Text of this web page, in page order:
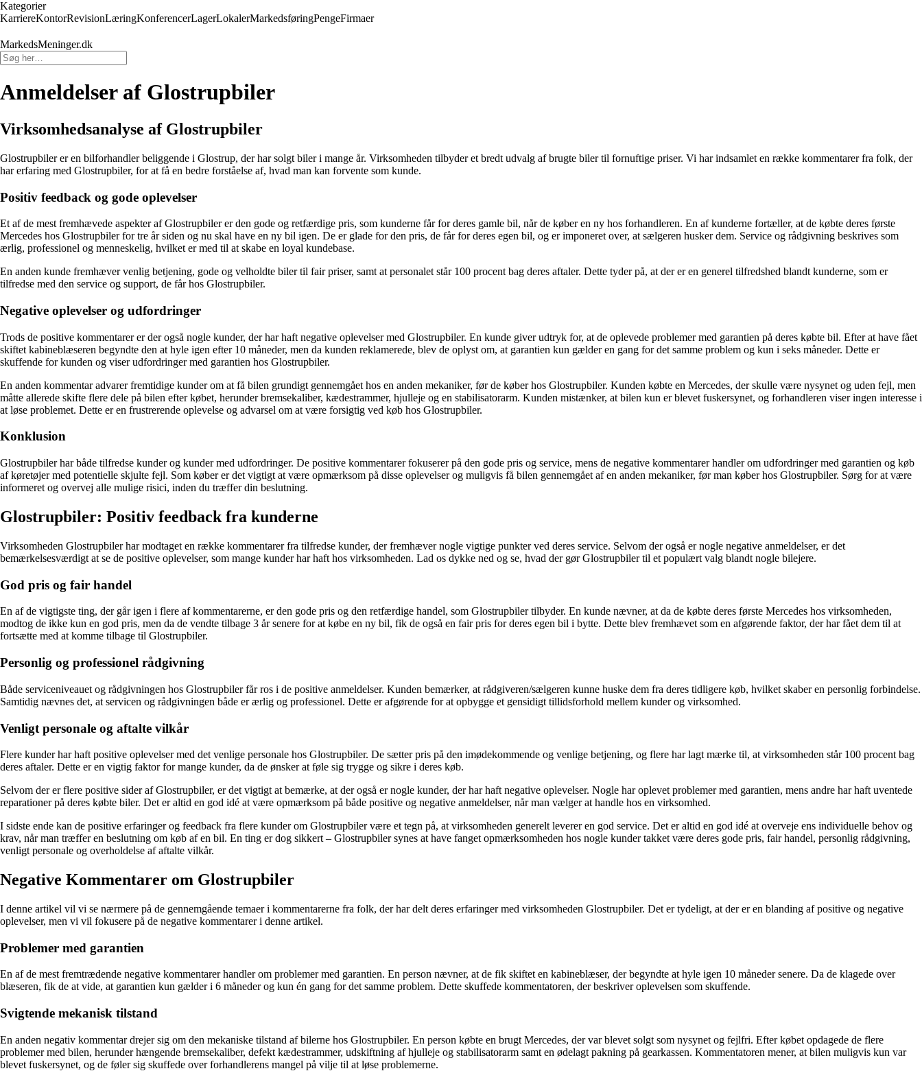
Kategorier
KarriereKontorRevisionLæringKonferencerLagerLokalerMarkedsføringPengeFirmaer
MarkedsMeninger.dk
Anmeldelser af Glostrupbiler
Virksomhedsanalyse af Glostrupbiler
Glostrupbiler er en bilforhandler beliggende i Glostrup, der har solgt biler i mange år. Virksomheden tilbyder et bredt udvalg af brugte biler til fornuftige priser. Vi har indsamlet en række kommentarer fra folk, der
har erfaring med Glostrupbiler, for at få en bedre forståelse af, hvad man kan forvente som kunde.
Positiv feedback og gode oplevelser
Et af de mest fremhævede aspekter af Glostrupbiler er den gode og retfærdige pris, som kunderne får for deres gamle bil, når de køber en ny hos forhandleren. En af kunderne fortæller, at de købte deres første
Mercedes hos Glostrupbiler for tre år siden og nu skal have en ny bil igen. De er glade for den pris, de får for deres egen bil, og er imponeret over, at sælgeren husker dem. Service og rådgivning beskrives som
ærlig, professionel og menneskelig, hvilket er med til at skabe en loyal kundebase.
En anden kunde fremhæver venlig betjening, gode og velholdte biler til fair priser, samt at personalet står 100 procent bag deres aftaler. Dette tyder på, at der er en generel tilfredshed blandt kunderne, som er
tilfredse med den service og support, de får hos Glostrupbiler.
Negative oplevelser og udfordringer
Trods de positive kommentarer er der også nogle kunder, der har haft negative oplevelser med Glostrupbiler. En kunde giver udtryk for, at de oplevede problemer med garantien på deres købte bil. Efter at have fået
skiftet kabineblæseren begyndte den at hyle igen efter 10 måneder, men da kunden reklamerede, blev de oplyst om, at garantien kun gælder en gang for det samme problem og kun i seks måneder. Dette er
skuffende for kunden og viser udfordringer med garantien hos Glostrupbiler.
En anden kommentar advarer fremtidige kunder om at få bilen grundigt gennemgået hos en anden mekaniker, før de køber hos Glostrupbiler. Kunden købte en Mercedes, der skulle være nysynet og uden fejl, men
måtte allerede skifte flere dele på bilen efter købet, herunder bremsekaliber, kædestrammer, hjulleje og en stabilisatorarm. Kunden mistænker, at bilen kun er blevet fuskersynet, og forhandleren viser ingen interesse i
at løse problemet. Dette er en frustrerende oplevelse og advarsel om at være forsigtig ved køb hos Glostrupbiler.
Konklusion
Glostrupbiler har både tilfredse kunder og kunder med udfordringer. De positive kommentarer fokuserer på den gode pris og service, mens de negative kommentarer handler om udfordringer med garantien og køb
af køretøjer med potentielle skjulte fejl. Som køber er det vigtigt at være opmærksom på disse oplevelser og muligvis få bilen gennemgået af en anden mekaniker, før man køber hos Glostrupbiler. Sørg for at være
informeret og overvej alle mulige risici, inden du træffer din beslutning.
Glostrupbiler: Positiv feedback fra kunderne
Virksomheden Glostrupbiler har modtaget en række kommentarer fra tilfredse kunder, der fremhæver nogle vigtige punkter ved deres service. Selvom der også er nogle negative anmeldelser, er det
bemærkelsesværdigt at se de positive oplevelser, som mange kunder har haft hos virksomheden. Lad os dykke ned og se, hvad der gør Glostrupbiler til et populært valg blandt nogle bilejere.
God pris og fair handel
En af de vigtigste ting, der går igen i flere af kommentarerne, er den gode pris og den retfærdige handel, som Glostrupbiler tilbyder. En kunde nævner, at da de købte deres første Mercedes hos virksomheden,
modtog de ikke kun en god pris, men da de vendte tilbage 3 år senere for at købe en ny bil, fik de også en fair pris for deres egen bil i bytte. Dette blev fremhævet som en afgørende faktor, der har fået dem til at
fortsætte med at komme tilbage til Glostrupbiler.
Personlig og professionel rådgivning
Både serviceniveauet og rådgivningen hos Glostrupbiler får ros i de positive anmeldelser. Kunden bemærker, at rådgiveren/sælgeren kunne huske dem fra deres tidligere køb, hvilket skaber en personlig forbindelse.
Samtidig nævnes det, at servicen og rådgivningen både er ærlig og professionel. Dette er afgørende for at opbygge et gensidigt tillidsforhold mellem kunder og virksomhed.
Venligt personale og aftalte vilkår
Flere kunder har haft positive oplevelser med det venlige personale hos Glostrupbiler. De sætter pris på den imødekommende og venlige betjening, og flere har lagt mærke til, at virksomheden står 100 procent bag
deres aftaler. Dette er en vigtig faktor for mange kunder, da de ønsker at føle sig trygge og sikre i deres køb.
Selvom der er flere positive sider af Glostrupbiler, er det vigtigt at bemærke, at der også er nogle kunder, der har haft negative oplevelser. Nogle har oplevet problemer med garantien, mens andre har haft uventede
reparationer på deres købte biler. Det er altid en god idé at være opmærksom på både positive og negative anmeldelser, når man vælger at handle hos en virksomhed.
I sidste ende kan de positive erfaringer og feedback fra flere kunder om Glostrupbiler være et tegn på, at virksomheden generelt leverer en god service. Det er altid en god idé at overveje ens individuelle behov og
krav, når man træffer en beslutning om køb af en bil. En ting er dog sikkert – Glostrupbiler synes at have fanget opmærksomheden hos nogle kunder takket være deres gode pris, fair handel, personlig rådgivning,
venligt personale og overholdelse af aftalte vilkår.
Negative Kommentarer om Glostrupbiler
I denne artikel vil vi se nærmere på de gennemgående temaer i kommentarerne fra folk, der har delt deres erfaringer med virksomheden Glostrupbiler. Det er tydeligt, at der er en blanding af positive og negative
oplevelser, men vi vil fokusere på de negative kommentarer i denne artikel.
Problemer med garantien
En af de mest fremtrædende negative kommentarer handler om problemer med garantien. En person nævner, at de fik skiftet en kabineblæser, der begyndte at hyle igen 10 måneder senere. Da de klagede over
blæseren, fik de at vide, at garantien kun gælder i 6 måneder og kun én gang for det samme problem. Dette skuffede kommentatoren, der beskriver oplevelsen som skuffende.
Svigtende mekanisk tilstand
En anden negativ kommentar drejer sig om den mekaniske tilstand af bilerne hos Glostrupbiler. En person købte en brugt Mercedes, der var blevet solgt som nysynet og fejlfri. Efter købet opdagede de flere
problemer med bilen, herunder hængende bremsekaliber, defekt kædestrammer, udskiftning af hjulleje og stabilisatorarm samt en ødelagt pakning på gearkassen. Kommentatoren mener, at bilen muligvis kun var
blevet fuskersynet, og de føler sig skuffede over forhandlerens mangel på vilje til at løse problemerne.